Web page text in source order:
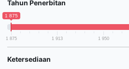
Tahun Penerbitan
1 875
1 875 1 913 1 950
Ketersediaan